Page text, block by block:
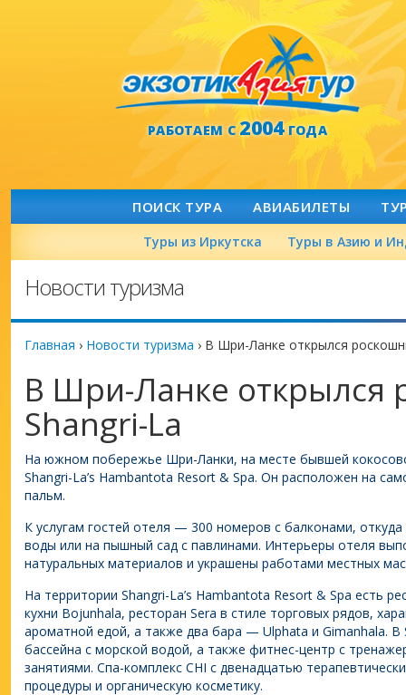
РАБОТАЕМ С2004ГОДА
ПОИСК ТУРА АВИАБИЛЕТЫ
Туры из Иркутска Туры в Азию и
Новости туризма
Главная › Новости туризма › В Шри-Ланке открылся
В Шри-Ланке открылся
Shangri-La
На южном побережье Шри-Ланки, на месте бывшей
Shangri-La’s Hambantota Resort & Spa. Он расположен на
пальм.
К услугам гостей отеля — 300 номеров с балконами,
воды или на пышный сад с павлинами. Интерьеры отеля
натуральных материалов и украшены работами местных
На территории Shangri-La’s Hambantota Resort & Spa есть
кухни Bojunhala, ресторан Sera в стиле торговых рядов,
ароматной едой, а также два бара — Ulphata и Gimanhala. В
бассейна с морской водой, а также фитнес-центр с
занятиями. Спа-комплекс CHI с двенадцатью
процедуры и органическую косметику.